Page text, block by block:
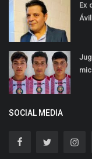
Ex
SOCIAL MEDIA